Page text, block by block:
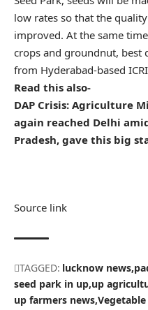
low rates so that the
improved. At the same
crops and groundnut, best
from Hyderabad-based
Read this also-
DAP Crisis: Agriculture
again reached Delhi
Pradesh, gave this big
Source link
TAGGED: lucknow news
seed park in up up
up farmers news Vegetable